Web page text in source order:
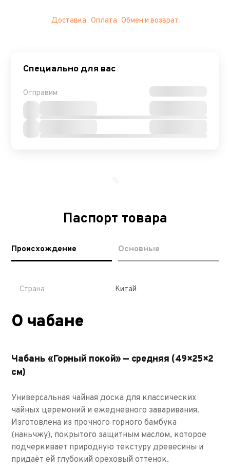
Доставка Оплата Обмен и возврат
Специально для вас
Отправим
Паспорт товара
Происхождение Основные
Страна Китай
О чабане
Чабань «Горный покой» — средняя (49×25×2
см)
Универсальная чайная доска для классических
чайных церемоний и ежедневного заваривания.
Изготовлена из прочного горного бамбука
(наньчжу), покрытого защитным маслом, которое
подчеркивает природную текстуру древесины и
придаёт ей глубокий ореховый оттенок.